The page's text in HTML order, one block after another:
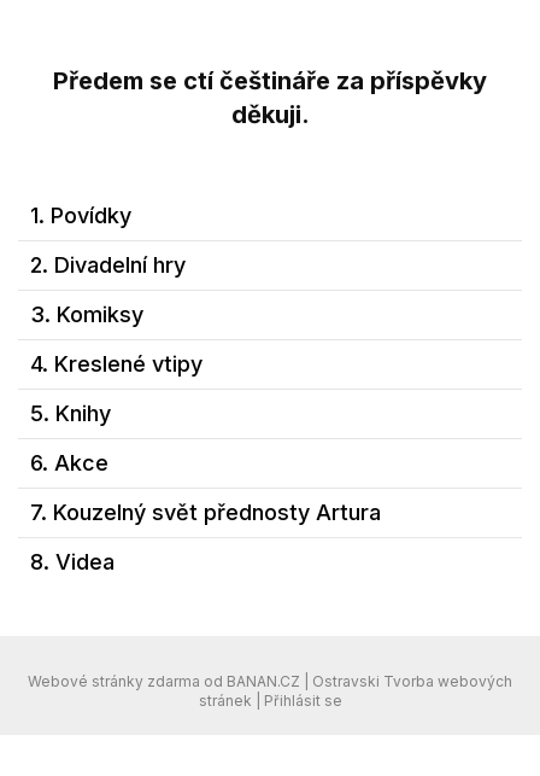
Předem se ctí češtináře za příspěvky
děkuji.
1. Povídky
2. Divadelní hry
3. Komiksy
4. Kreslené vtipy
5. Knihy
6. Akce
7. Kouzelný svět přednosty Artura
8. Videa
Webové stránky zdarma od BANAN.CZ
Ostravski Tvorba webových
stránek
Přihlásit se